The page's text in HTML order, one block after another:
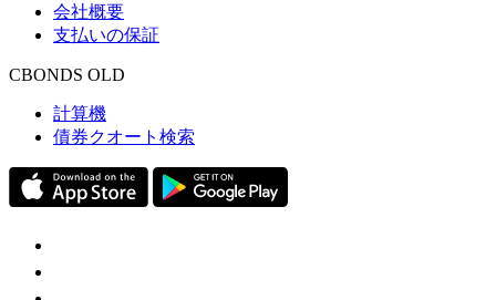
会社概要
支払いの保証
CBONDS OLD
計算機
債券クオート検索